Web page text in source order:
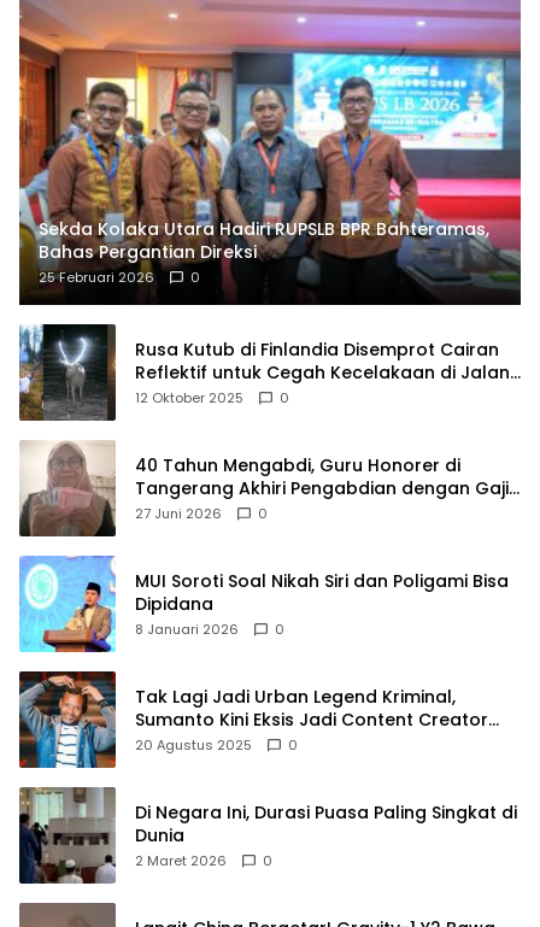
Sekda Kolaka Utara Hadiri RUPSLB BPR Bahteramas,
Bahas Pergantian Direksi
25 Februari 2026 0
Rusa Kutub di Finlandia Disemprot Cairan
Reflektif untuk Cegah Kecelakaan di Jalan
Raya
12 Oktober 2025 0
40 Tahun Mengabdi, Guru Honorer di
Tangerang Akhiri Pengabdian dengan Gaji
Rp414 Ribu
27 Juni 2026 0
MUI Soroti Soal Nikah Siri dan Poligami Bisa
Dipidana
8 Januari 2026 0
Tak Lagi Jadi Urban Legend Kriminal,
Sumanto Kini Eksis Jadi Content Creator
Mukbang
20 Agustus 2025 0
Di Negara Ini, Durasi Puasa Paling Singkat di
Dunia
2 Maret 2026 0